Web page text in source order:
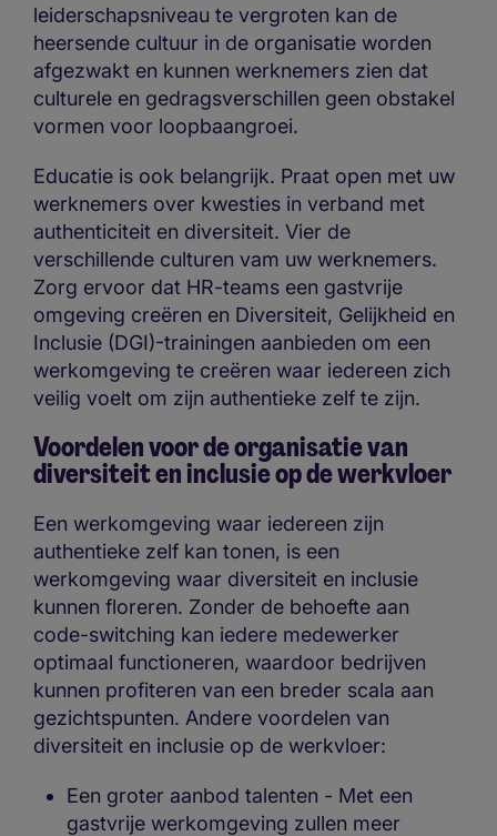
leiderschapsniveau te vergroten kan de
heersende cultuur in de organisatie worden
afgezwakt en kunnen werknemers zien dat
culturele en gedragsverschillen geen obstakel
vormen voor loopbaangroei.
Educatie is ook belangrijk. Praat open met uw
werknemers over kwesties in verband met
authenticiteit en diversiteit. Vier de
verschillende culturen vam uw werknemers.
Zorg ervoor dat HR-teams een gastvrije
omgeving creëren en Diversiteit, Gelijkheid en
Inclusie (DGI)-trainingen aanbieden om een
werkomgeving te creëren waar iedereen zich
veilig voelt om zijn authentieke zelf te zijn.
Voordelen voor de organisatie van
diversiteit en inclusie op de werkvloer
Een werkomgeving waar iedereen zijn
authentieke zelf kan tonen, is een
werkomgeving waar diversiteit en inclusie
kunnen floreren. Zonder de behoefte aan
code-switching kan iedere medewerker
optimaal functioneren, waardoor bedrijven
kunnen profiteren van een breder scala aan
gezichtspunten. Andere voordelen van
diversiteit en inclusie op de werkvloer:
Een groter aanbod talenten - Met een
gastvrije werkomgeving zullen meer